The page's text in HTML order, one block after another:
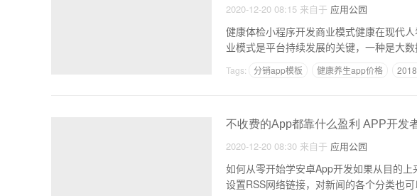
2020-12-20 08:15 来自于 应用公园
健康体检小程序开发商业模式健康在现代
业模式是平台持续发展的关键，一种是大
Tags: 分销app模板 健康养生app价格
不收费的App都靠什么盈利 APP开发
2020-12-20 08:30 来自于 应用公园
如何从零开始学安卓App开发如果从目的
设置RSS网络链接，对新闻的各个分类也